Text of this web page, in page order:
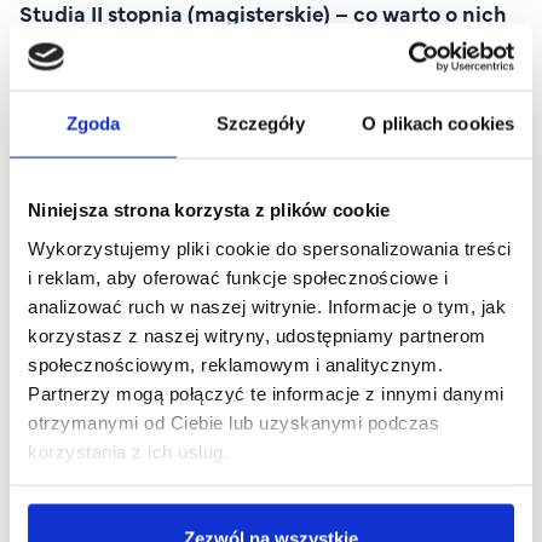
Zgoda Szczegóły O plikach cookies
Niniejsza strona korzysta z plików cookie
Wykorzystujemy pliki cookie do spersonalizowania treści
i reklam, aby oferować funkcje społecznościowe i
analizować ruch w naszej witrynie. Informacje o tym, jak
korzystasz z naszej witryny, udostępniamy partnerom
społecznościowym, reklamowym i analitycznym.
Partnerzy mogą połączyć te informacje z innymi danymi
otrzymanymi od Ciebie lub uzyskanymi podczas
korzystania z ich usług.
Studia II stopnia (magisterskie) – co warto o nich
wiedzieć?